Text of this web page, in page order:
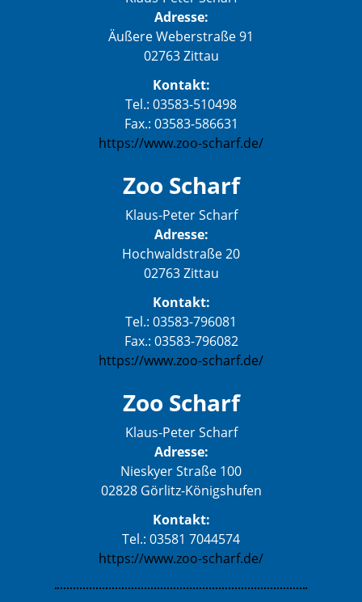
Adresse:
Äußere Weberstraße 91
02763 Zittau
Kontakt:
Tel.: 03583-510498
Fax.: 03583-586631
https://www.zoo-scharf.de/
Zoo Scharf
Klaus-Peter Scharf
Adresse:
Hochwaldstraße 20
02763 Zittau
Kontakt:
Tel.: 03583-796081
Fax.: 03583-796082
https://www.zoo-scharf.de/
Zoo Scharf
Klaus-Peter Scharf
Adresse:
Nieskyer Straße 100
02828 Görlitz-Königshufen
Kontakt:
Tel.: 03581 7044574
https://www.zoo-scharf.de/